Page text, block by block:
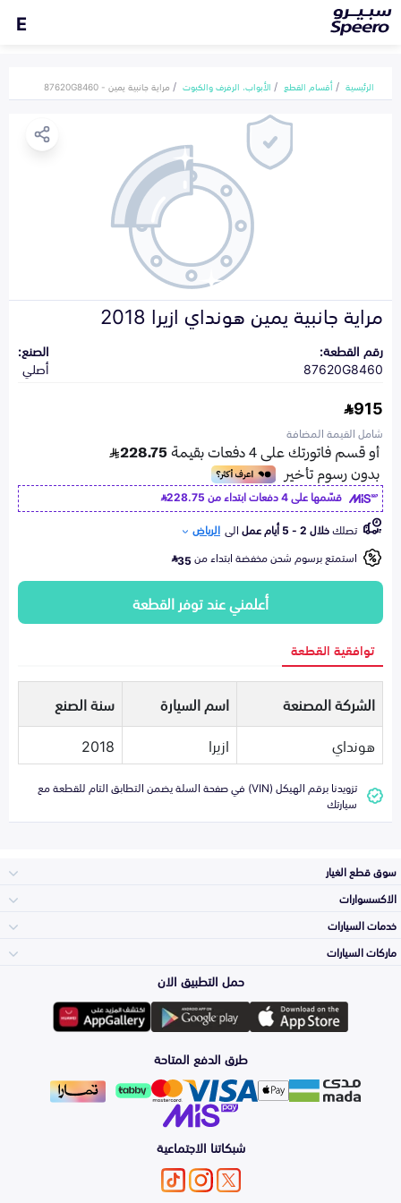
E
الرئيسية أقسام القطع الأبواب، الرفرف والكبوت مراية جانبية يمين - 87620G8460
مراية جانبية يمين هونداي ازيرا 2018
رقم القطعة:
87620G8460
الصنع:
أصلي
915
شامل القيمة المضافة
قسّمها على 4 دفعات ابتداء من
228.75
تصلكخلال 2 - 5 أيام عمل الى الرياض
استمتع برسوم شحن مخفضة ابتداء من35
أعلمني عند توفر القطعة
توافقية القطعة
الشركة المصنعة اسم السيارة
سنة الصنع
هونداي
ازيرا 2018
تزويدنا برقم الهيكل (VIN) في صفحة السلة يضمن التطابق التام للقطعة مع
سيارتك
سوق قطع الغيار
المكائن، القيرات
وملحقاتها
الشمعات
والاصطبات (الاضاءة)
الفرامل والأقمشة
الاكسسوارات
لوازم الرحلات
اكسسوارات العناية
الزيوت و السوائل
خدمات السيارات
الأكثر مبيعاً
التلميع والعناية
حماية مقدمة السيارة
ماركات السيارات
Toyota
Hyundai
Kia
حمل التطبيق الان
طرق الدفع المتاحة
شبكاتنا الاجتماعية